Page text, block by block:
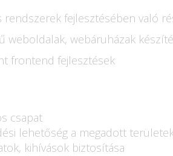
rendszerek fejlesztésében való
weboldalak, webáruházak
frontend fejlesztések
csapat
lehetőség a megadott
kihívások biztosítása